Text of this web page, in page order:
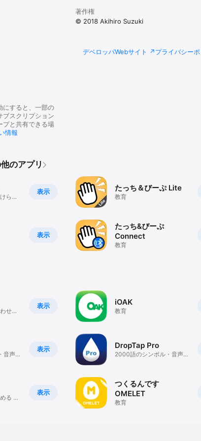
著作権
© 2018 Akihiro Suzuki
デベロッパWebサイト プライバシー
にすると、一部の
ブスクリプション
プと共有できる場
情報
のアプリ
表示
られ
表示
たっち＆びーぷ Lite
教育
たっち&びーぷ
Connect
教育
表示
せた
表示
音声搭
表示
る イ
iOAK
教育
DropTap Pro
2000語のシンボル・音声搭
つくるんです
OMELET
教育